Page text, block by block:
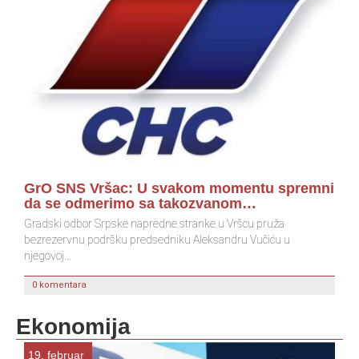
GrO SNS Vršac: U svakom momentu spremni
da se odmerimo sa takozvanom…
Gradski odbor Srpske napredne stranke u Vršcu pruža
bezrezervnu podršku predsedniku Aleksandru Vučiću u
njegovoj...
0 komentara
Ekonomija
19. februar